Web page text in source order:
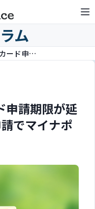
ム
マイナンバーカード申請期限が延長 2月末までの申請でマイナポイント付与対象に
申請期限が延
でマイナポ